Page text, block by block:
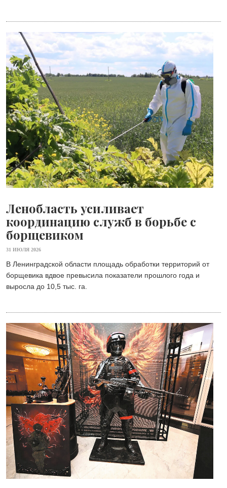
Ленобласть усиливает
координацию служб в борьбе с
борщевиком
31 ИЮЛЯ 2026
В Ленинградской области площадь обработки территорий от
борщевика вдвое превысила показатели прошлого года и
выросла до 10,5 тыс. га.